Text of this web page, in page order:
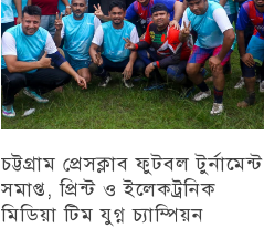
চট্টগ্রাম প্রেসক্লাব ফুটবল টুর্নামেন্ট
সমাপ্ত, প্রিন্ট ও ইলেকট্রনিক
মিডিয়া টিম যুগ্ন চ্যাম্পিয়ন